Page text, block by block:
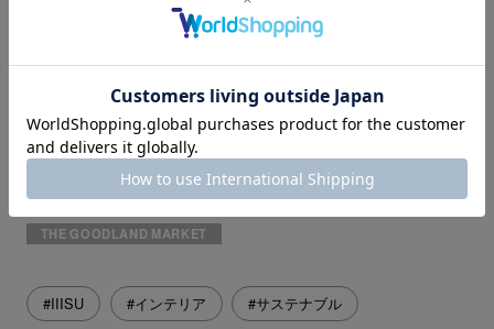
フスタイルを提案するプラットフォームストア。
Instagram ＠thegoodlandmarket
FacebookTHEGOODLANDMARKET
THE GOODLAND MARKET
#IIISU #インテリア #サステナブル